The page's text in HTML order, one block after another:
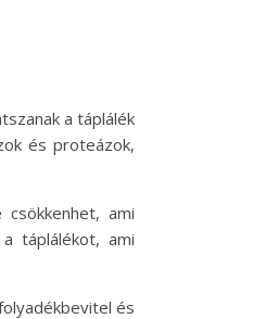
a táplálék
és proteázok,
ami
táplálékot, ami
és